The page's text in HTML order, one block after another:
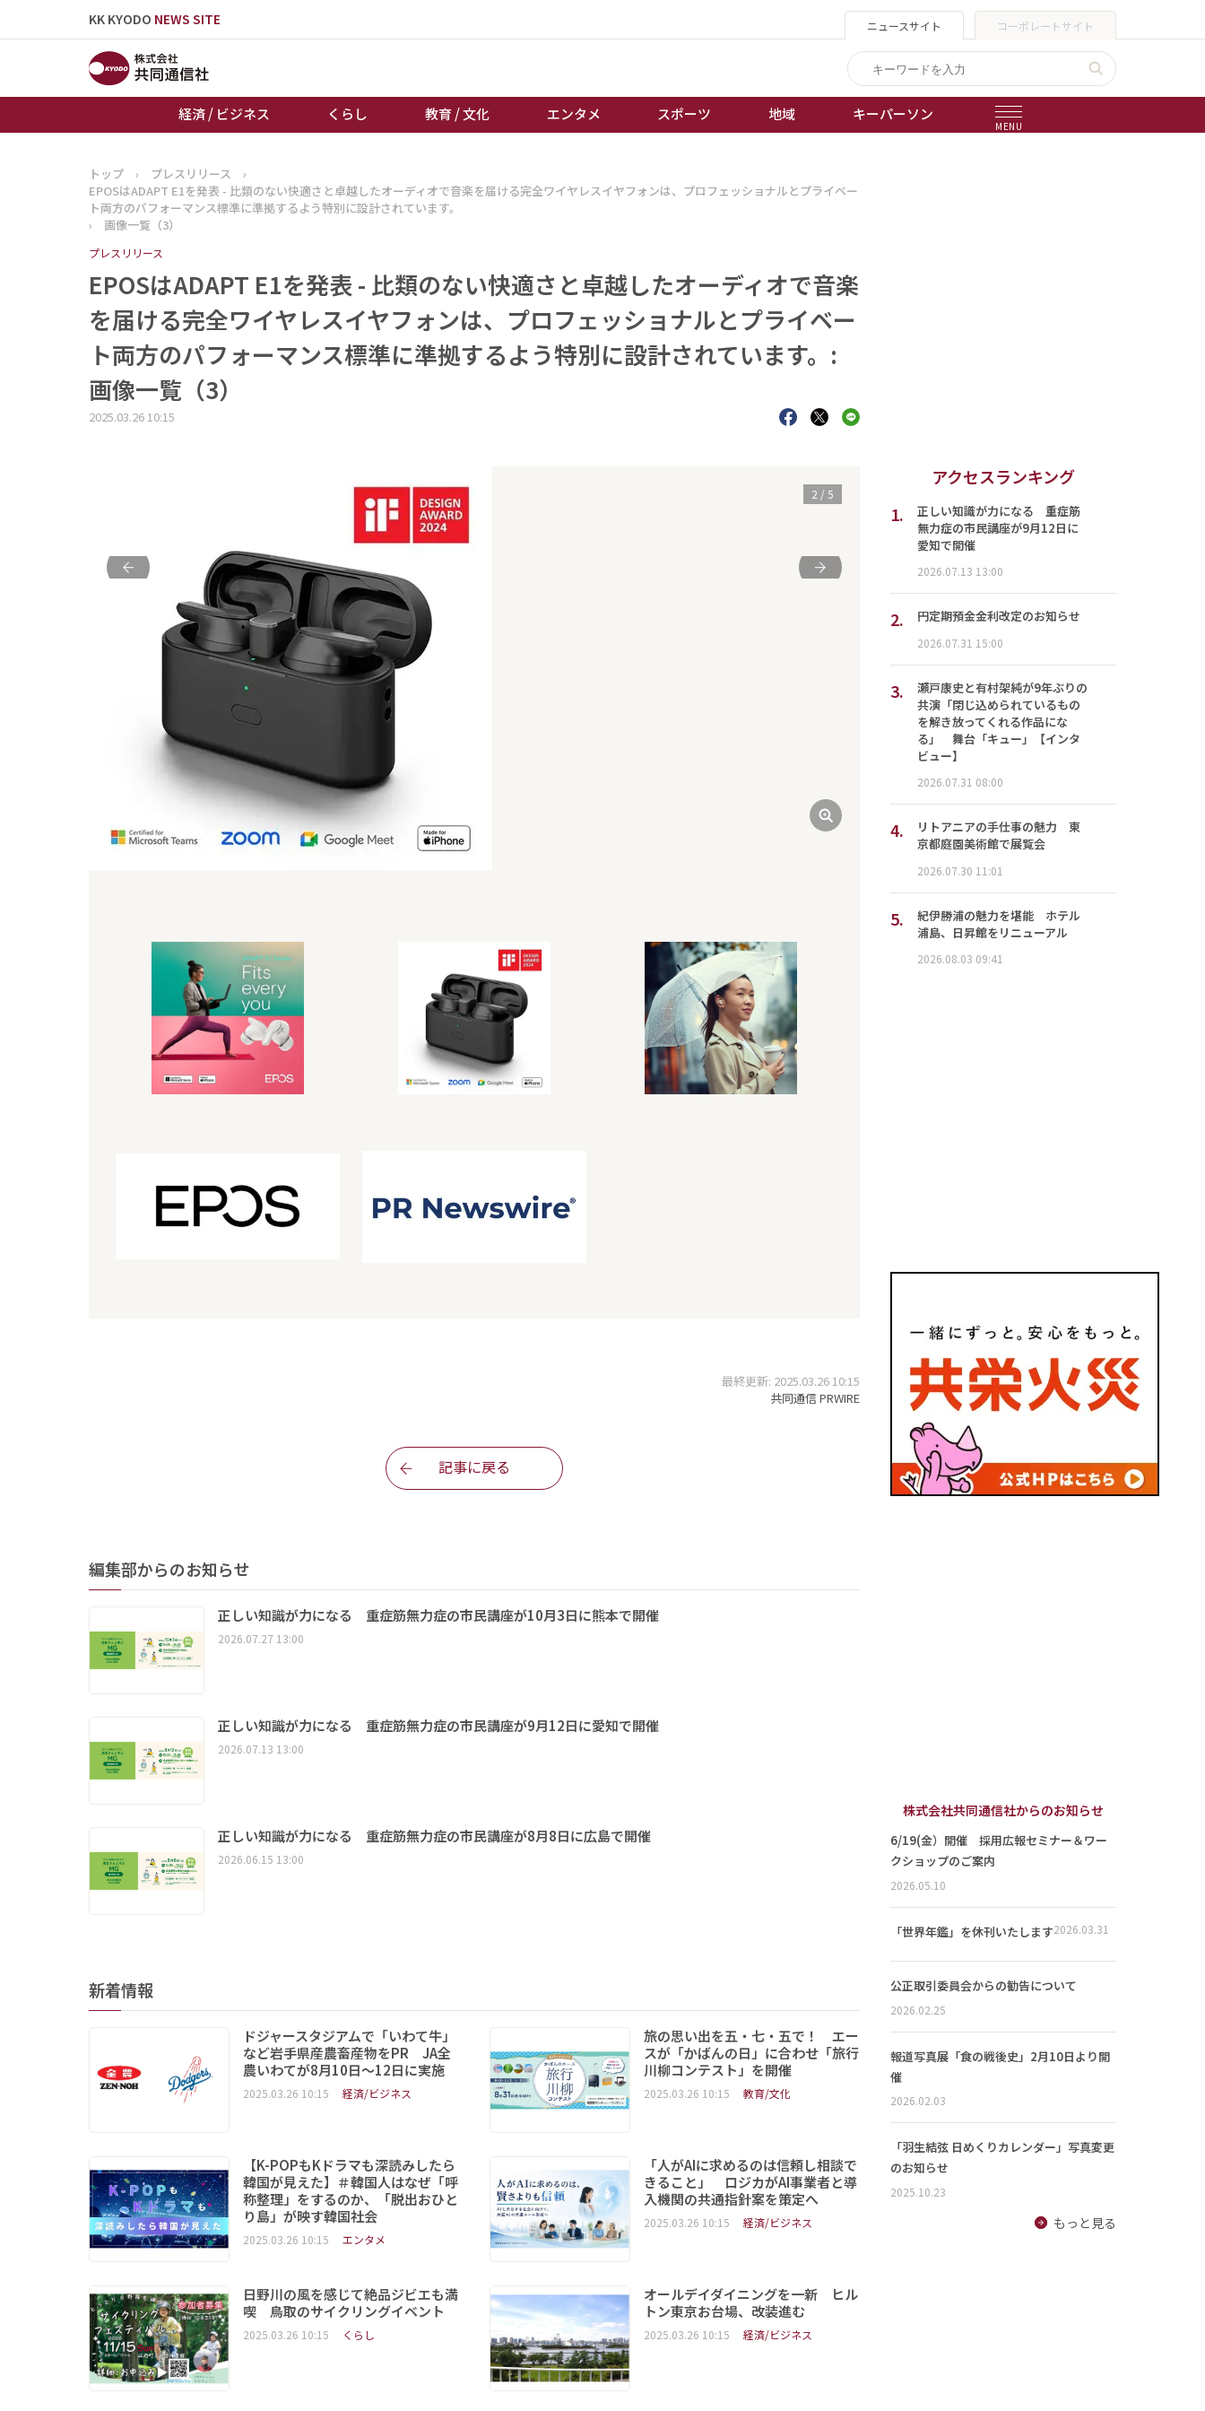
KK KYODO NEWS SITE ニュースサイト コーポレートサイト
経済 / ビジネス くらし 教育 / 文化 エンタメ スポーツ 地域 キーパーソン
MENU
トップページ
お知らせ
くらし
スポーツ
地域
キーパーソン
ボートレース
棋王戦
女流本因坊戦
トップ › プレスリリース
›
EPOSはADAPT E1を発表 - 比類のない快適さと卓越したオーディオで音楽を届ける完全ワイヤレスイヤフォンは、プロフェッショナルとプライベー
ト両方のパフォーマンス標準に準拠するよう特別に設計されています。
›
画像一覧（3）
プレスリリース
EPOSはADAPT E1を発表 - 比類のない快適さと卓越したオーディオで音楽
を届ける完全ワイヤレスイヤフォンは、プロフェッショナルとプライベー
ト両方のパフォーマンス標準に準拠するよう特別に設計されています。:
画像一覧（3）
2025.03.26 10:15
前 次
2 / 5
最終更新: 2025.03.26 10:15
共同通信 PRWIRE
記事に戻る
編集部からのお知らせ
正しい知識が力になる 重症筋無力症の市民講座が10月3日に熊本で開催
2026.07.27 13:00
正しい知識が力になる 重症筋無力症の市民講座が9月12日に愛知で開催
2026.07.13 13:00
正しい知識が力になる 重症筋無力症の市民講座が8月8日に広島で開催
2026.06.15 13:00
新着情報
ドジャースタジアムで「いわて牛」
など岩手県産農畜産物をPR JA全
農いわてが8月10日～12日に実施
2025.03.26 10:15 経済/ビジネス
旅の思い出を五・七・五で！ エー
スが「かばんの日」に合わせ「旅行
川柳コンテスト」を開催
2025.03.26 10:15 教育/文化
【K-POPもKドラマも深読みしたら
韓国が見えた】＃韓国人はなぜ「呼
称整理」をするのか、「脱出おひと
り島」が映す韓国社会
2025.03.26 10:15 エンタメ
「人がAIに求めるのは信頼し相談で
きること」 ロジカがAI事業者と導
入機関の共通指針案を策定へ
2025.03.26 10:15 経済/ビジネス
日野川の風を感じて絶品ジビエも満
喫 鳥取のサイクリングイベント
2025.03.26 10:15 くらし
オールデイダイニングを一新 ヒル
トン東京お台場、改装進む
2025.03.26 10:15 経済/ビジネス
アクセスランキング
1.
正しい知識が力になる 重症筋
無力症の市民講座が9月12日に
愛知で開催
2026.07.13 13:00
2. 円定期預金金利改定のお知らせ
2026.07.31 15:00
3.
瀬戸康史と有村架純が9年ぶりの
共演「閉じ込められているもの
を解き放ってくれる作品にな
る」 舞台「キュー」【インタ
ビュー】
2026.07.31 08:00
4.
リトアニアの手仕事の魅力 東
京都庭園美術館で展覧会
2026.07.30 11:01
5.
紀伊勝浦の魅力を堪能 ホテル
浦島、日昇館をリニューアル
2026.08.03 09:41
株式会社共同通信社からのお知らせ
6/19(金）開催 採用広報セミナー＆ワー
クショップのご案内
2026.05.10
「世界年鑑」を休刊いたします2026.03.31
公正取引委員会からの勧告について
2026.02.25
報道写真展「食の戦後史」2月10日より開
催
2026.02.03
「羽生結弦 日めくりカレンダー」写真変更
のお知らせ
2025.10.23
もっと見る